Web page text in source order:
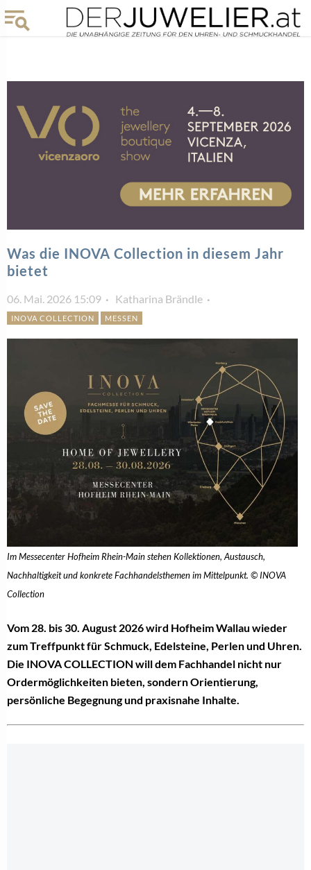
Was die INOVA Collection in diesem Jahr
bietet
06. Mai. 2026 15:09 Katharina Brändle
INOVA COLLECTION MESSEN
Im Messecenter Hofheim Rhein-Main stehen Kollektionen, Austausch,
Nachhaltigkeit und konkrete Fachhandelsthemen im Mittelpunkt. © INOVA
Collection
Vom 28. bis 30. August 2026 wird Hofheim Wallau wieder
zum Treffpunkt für Schmuck, Edelsteine, Perlen und Uhren.
Die INOVA COLLECTION will dem Fachhandel nicht nur
Ordermöglichkeiten bieten, sondern Orientierung,
persönliche Begegnung und praxisnahe Inhalte.